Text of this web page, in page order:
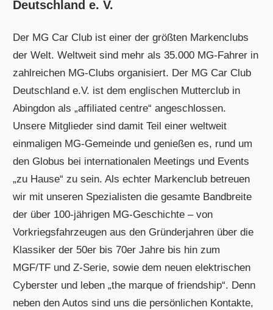
Deutschland e. V.
Der MG Car Club ist einer der größten Markenclubs
der Welt. Weltweit sind mehr als 35.000 MG-Fahrer in
zahlreichen MG-Clubs organisiert. Der MG Car Club
Deutschland e.V. ist dem englischen Mutterclub in
Abingdon als „affiliated centre“ angeschlossen.
Unsere Mitglieder sind damit Teil einer weltweit
einmaligen MG-Gemeinde und genießen es, rund um
den Globus bei internationalen Meetings und Events
„zu Hause“ zu sein. Als echter Markenclub betreuen
wir mit unseren Spezialisten die gesamte Bandbreite
der über 100-jährigen MG-Geschichte – von
Vorkriegsfahrzeugen aus den Gründerjahren über die
Klassiker der 50er bis 70er Jahre bis hin zum
MGF/TF und Z-Serie, sowie dem neuen elektrischen
Cyberster und leben „the marque of friendship“. Denn
neben den Autos sind uns die persönlichen Kontakte,